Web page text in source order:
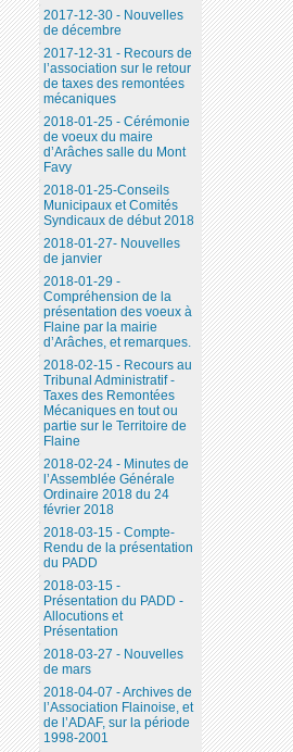
2017-12-30 - Nouvelles
de décembre
2017-12-31 - Recours de
l’association sur le retour
de taxes des remontées
mécaniques
2018-01-25 - Cérémonie
de voeux du maire
d’Arâches salle du Mont
Favy
2018-01-25-Conseils
Municipaux et Comités
Syndicaux de début 2018
2018-01-27- Nouvelles
de janvier
2018-01-29 -
Compréhension de la
présentation des voeux à
Flaine par la mairie
d’Arâches, et remarques.
2018-02-15 - Recours au
Tribunal Administratif -
Taxes des Remontées
Mécaniques en tout ou
partie sur le Territoire de
Flaine
2018-02-24 - Minutes de
l’Assemblée Générale
Ordinaire 2018 du 24
février 2018
2018-03-15 - Compte-
Rendu de la présentation
du PADD
2018-03-15 -
Présentation du PADD -
Allocutions et
Présentation
2018-03-27 - Nouvelles
de mars
2018-04-07 - Archives de
l’Association Flainoise, et
de l’ADAF, sur la période
1998-2001